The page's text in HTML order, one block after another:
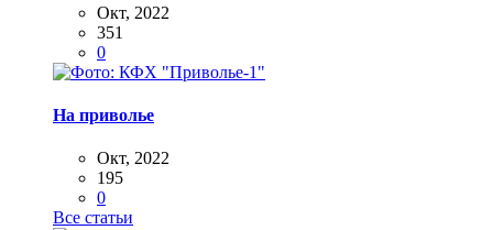
Окт, 2022
351
0
На приволье
Окт, 2022
195
0
Все статьи